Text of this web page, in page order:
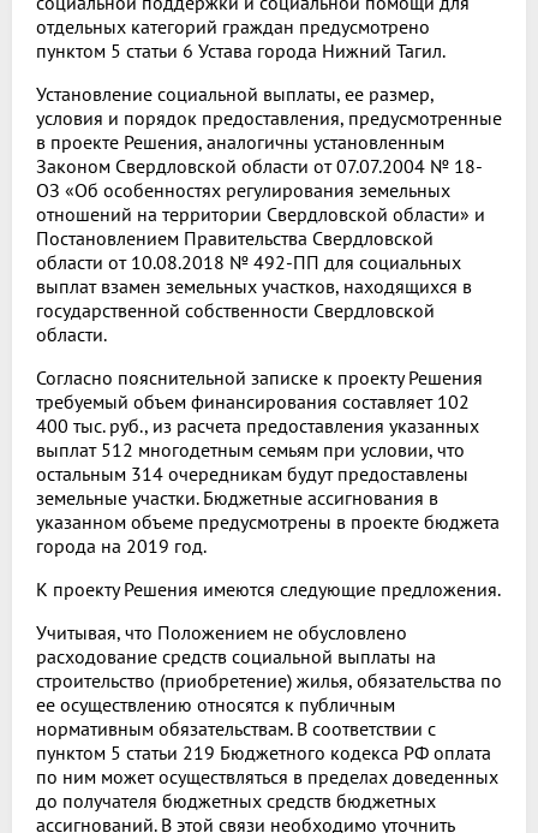
отдельных категорий граждан предусмотрено
пунктом 5 статьи 6 Устава города Нижний Тагил.
Установление социальной выплаты, ее размер,
условия и порядок предоставления, предусмотренные
в проекте Решения, аналогичны установленным
Законом Свердловской области от 07.07.2004 № 18-
ОЗ «Об особенностях регулирования земельных
отношений на территории Свердловской области» и
Постановлением Правительства Свердловской
области от 10.08.2018 № 492-ПП для социальных
выплат взамен земельных участков, находящихся в
государственной собственности Свердловской
области.
Согласно пояснительной записке к проекту Решения
требуемый объем финансирования составляет 102
400 тыс. руб., из расчета предоставления указанных
выплат 512 многодетным семьям при условии, что
остальным 314 очередникам будут предоставлены
земельные участки. Бюджетные ассигнования в
указанном объеме предусмотрены в проекте бюджета
города на 2019 год.
К проекту Решения имеются следующие предложения.
Учитывая, что Положением не обусловлено
расходование средств социальной выплаты на
строительство (приобретение) жилья, обязательства по
ее осуществлению относятся к публичным
нормативным обязательствам. В соответствии с
пунктом 5 статьи 219 Бюджетного кодекса РФ оплата
по ним может осуществляться в пределах доведенных
до получателя бюджетных средств бюджетных
ассигнований. В этой связи необходимо уточнить